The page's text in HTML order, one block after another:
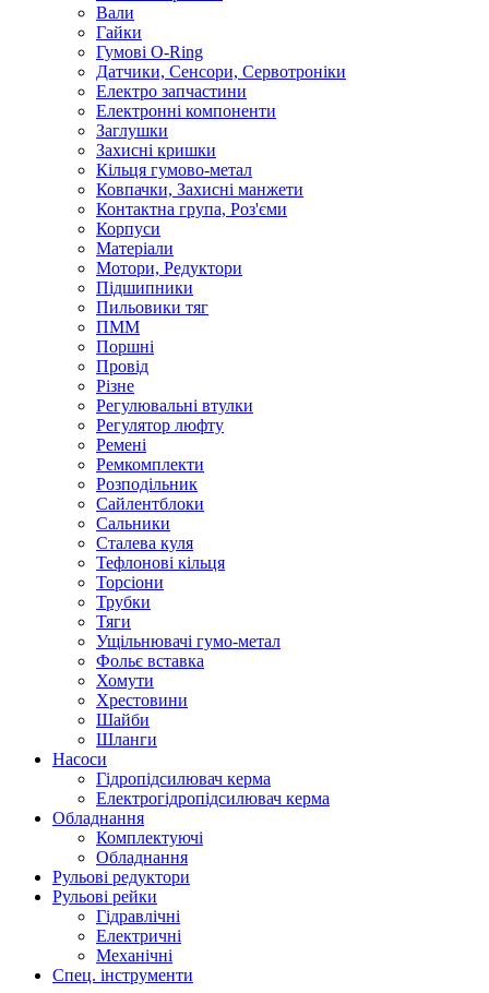
Вали
Гайки
Гумові O-Ring
Датчики, Сенсори, Сервотроніки
Електро запчастини
Електронні компоненти
Заглушки
Захисні кришки
Кільця гумово-метал
Ковпачки, Захисні манжети
Контактна група, Роз'єми
Корпуси
Матеріали
Мотори, Редуктори
Підшипники
Пильовики тяг
ПММ
Поршні
Провід
Різне
Регулювальні втулки
Регулятор люфту
Ремені
Ремкомплекти
Розподільник
Сайлентблоки
Сальники
Сталева куля
Тефлонові кільця
Торсіони
Трубки
Тяги
Ущільнювачі гумо-метал
Фольє вставка
Хомути
Хрестовини
Шайби
Шланги
Насоси
Гідропідсилювач керма
Електрогідропідсилювач керма
Обладнання
Комплектуючі
Обладнання
Рульові редуктори
Рульові рейки
Гідравлічні
Електричні
Механічні
Спец. інструменти